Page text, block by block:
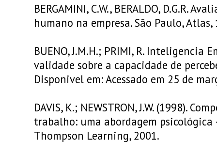
BERGAMINI, C.W., BERALDO, D.G.R.
humano na empresa. São Paulo, Atlas,
BUENO, J.M.H.; PRIMI, R. Inteligencia
validade sobre a capacidade de
Disponivel em: Acessado em 25 de
DAVIS, K.; NEWSTRON, J.W. (1998).
trabalho: uma abordagem psicológica
Thompson Learning, 2001.